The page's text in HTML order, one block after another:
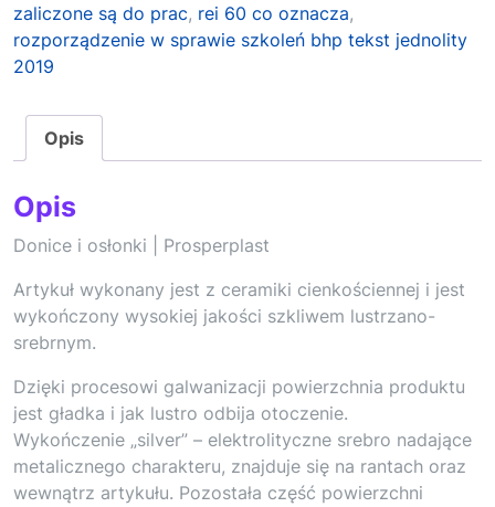
zaliczone są do prac, rei 60 co oznacza,
rozporządzenie w sprawie szkoleń bhp tekst jednolity
2019
Opis
Opis
Donice i osłonki | Prosperplast
Artykuł wykonany jest z ceramiki cienkościennej i jest
wykończony wysokiej jakości szkliwem lustrzano-
srebrnym.
Dzięki procesowi galwanizacji powierzchnia produktu
jest gładka i jak lustro odbija otoczenie.
Wykończenie „silver” – elektrolityczne srebro nadające
metalicznego charakteru, znajduje się na rantach oraz
wewnątrz artykułu. Pozostała część powierzchni